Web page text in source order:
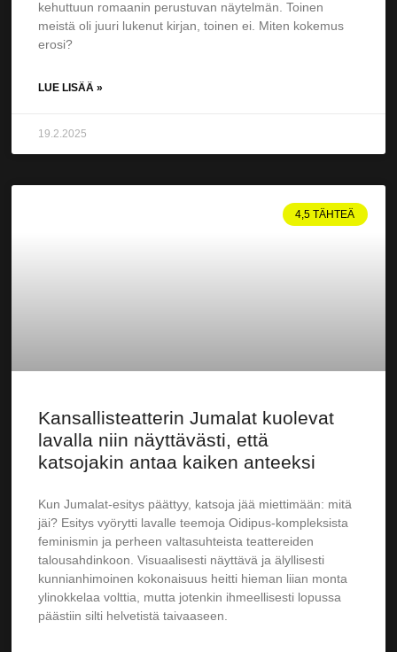
kehuttuun romaanin perustuvan näytelmän. Toinen
meistä oli juuri lukenut kirjan, toinen ei. Miten kokemus
erosi?
LUE LISÄÄ »
19.2.2025
4,5 TÄHTEÄ
Kansallisteatterin Jumalat kuolevat
lavalla niin näyttävästi, että
katsojakin antaa kaiken anteeksi
Kun Jumalat-esitys päättyy, katsoja jää miettimään: mitä
jäi? Esitys vyörytti lavalle teemoja Oidipus-kompleksista
feminismin ja perheen valtasuhteista teattereiden
talousahdinkoon. Visuaalisesti näyttävä ja älyllisesti
kunnianhimoinen kokonaisuus heitti hieman liian monta
ylinokkelaa volttia, mutta jotenkin ihmeellisesti lopussa
päästiin silti helvetistä taivaaseen.